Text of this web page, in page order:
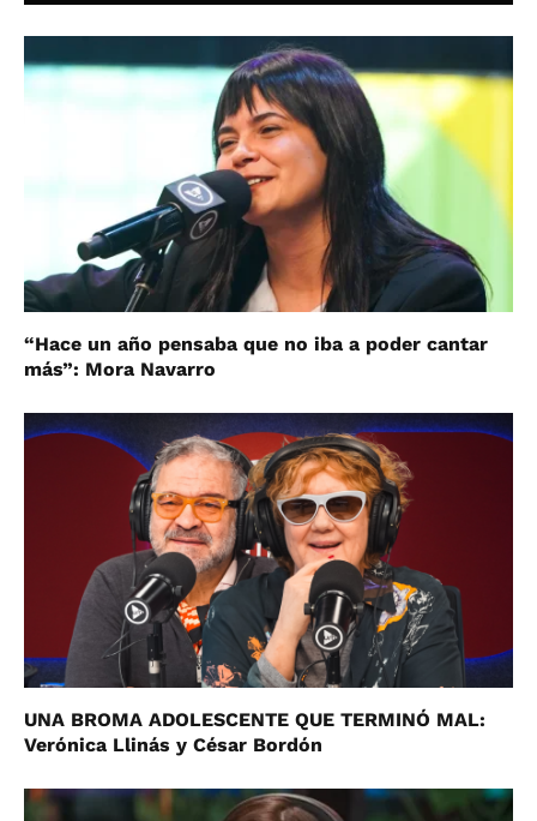
“Hace un año pensaba que no iba a poder cantar
más”: Mora Navarro
UNA BROMA ADOLESCENTE QUE TERMINÓ MAL:
Verónica Llinás y César Bordón